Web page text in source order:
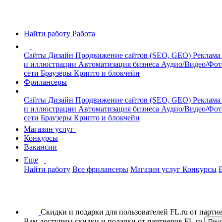
Найти работу Работа
Сайты Дизайн Продвижение сайтов (SEO, GEO)
и иллюстрации Автоматизация бизнеса Аудио/Видео/
сети Браузеры Крипто и блокчейн
Фрилансеры
Сайты Дизайн Продвижение сайтов (SEO, GEO)
и иллюстрации Автоматизация бизнеса Аудио/Видео/
сети Браузеры Крипто и блокчейн
Магазин услуг
Конкурсы
Вакансии
Еще
Найти работу Все фрилансеры Магазин услуг Конкурсы
Скидки и подарки для пользователей FL.ru от